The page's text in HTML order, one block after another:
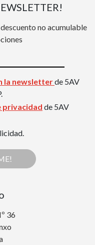
no acumulable
la newsletterde 5AV
privacidad de 5AV
36